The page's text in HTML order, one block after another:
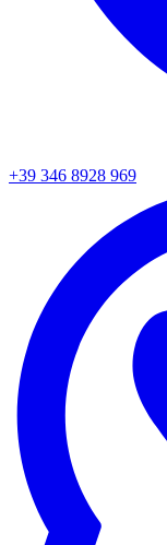
+39 346 8928 969